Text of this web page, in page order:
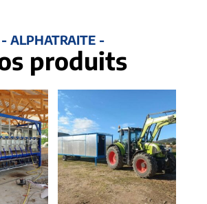
- ALPHATRAITE -
produits